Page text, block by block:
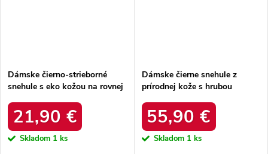
Dámske čierno-strieborné
snehule s eko kožou na rovnej
34586 SREBRNY
21,90 €
Skladom 1 ks
Dámske čierne snehule z
prírodnej kože s hrubou
produktu OO274A206
55,90 €
Skladom 1 ks